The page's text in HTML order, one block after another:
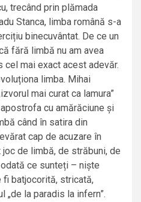
trecând prin plămada
Stanca, limba română s-a
binecuvântat. De ce un
fără limbă nu am avea
mai exact acest adevăr.
limba. Mihai
mai curat ca lamura”
cu amărăciune și
când în satira din
cap de acuzare în
de limbă, de străbuni, de
ce sunteți – niște
fi batjocorită, stricată,
„de la paradis la infern”.